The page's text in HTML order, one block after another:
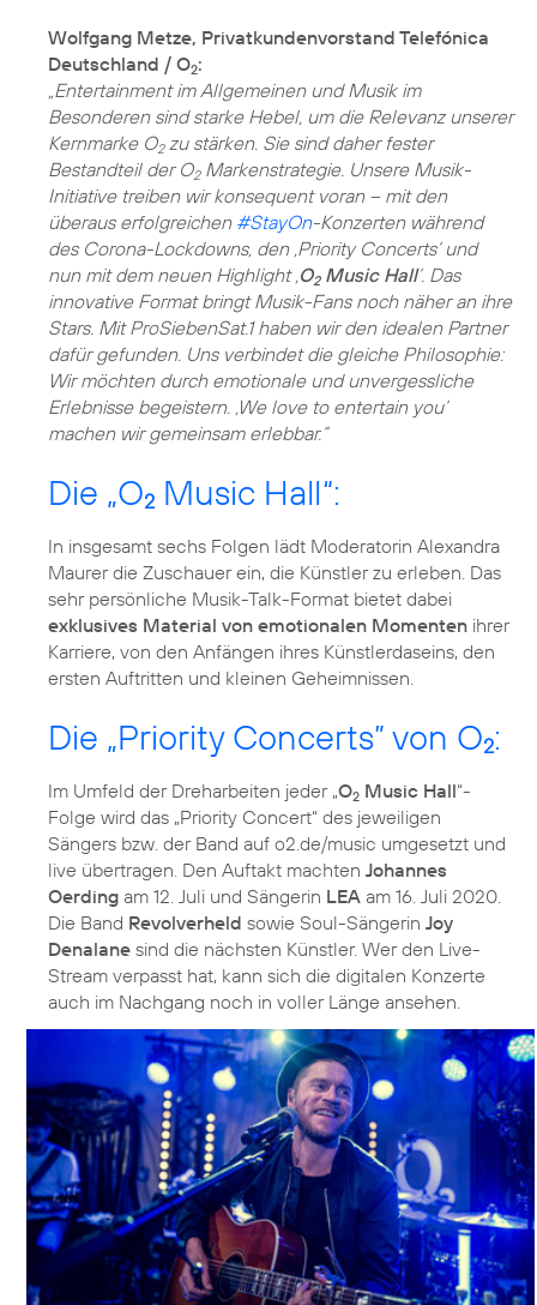
Wolfgang Metze, Privatkundenvorstand Telefónica
Deutschland / O2:
„Entertainment im Allgemeinen und Musik im
Besonderen sind starke Hebel, um die Relevanz unserer
Kernmarke O2zu stärken. Sie sind daher fester
Bestandteil der O2Markenstrategie. Unsere Musik-
Initiative treiben wir konsequent voran – mit den
überaus erfolgreichen #StayOn-Konzerten während
des Corona-Lockdowns, den ‚Priority Concerts‘ und
nun mit dem neuen Highlight ‚ O2Music Hall‘. Das
innovative Format bringt Musik-Fans noch näher an ihre
Stars. Mit ProSiebenSat.1 haben wir den idealen Partner
dafür gefunden. Uns verbindet die gleiche Philosophie:
Wir möchten durch emotionale und unvergessliche
Erlebnisse begeistern. ‚We love to entertain you‘
machen wir gemeinsam erlebbar.“
Die „O2 Music Hall“:
In insgesamt sechs Folgen lädt Moderatorin Alexandra
Maurer die Zuschauer ein, die Künstler zu erleben. Das
sehr persönliche Musik-Talk-Format bietet dabei
exklusives Material von emotionalen Momenten ihrer
Karriere, von den Anfängen ihres Künstlerdaseins, den
ersten Auftritten und kleinen Geheimnissen.
Die „Priority Concerts” von O2:
Im Umfeld der Dreharbeiten jeder „O2 Music Hall“-
Folge wird das „Priority Concert“ des jeweiligen
Sängers bzw. der Band auf o2.de/music umgesetzt und
live übertragen. Den Auftakt machten Johannes
Oerding am 12. Juli und Sängerin LEA am 16. Juli 2020.
Die Band Revolverheld sowie Soul-Sängerin Joy
Denalane sind die nächsten Künstler. Wer den Live-
Stream verpasst hat, kann sich die digitalen Konzerte
auch im Nachgang noch in voller Länge ansehen.